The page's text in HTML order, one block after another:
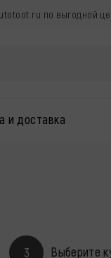
по выгодной
и доставка
3 Выберите